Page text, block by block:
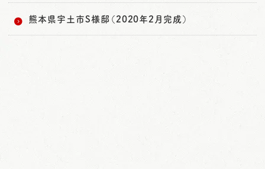
熊本県宇土市S様邸（2020年2月完成）